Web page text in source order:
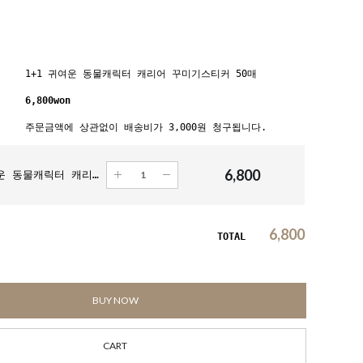
1+1 귀여운 동물캐릭터 캐리어 꾸미기스티커 50매
6,800won
주문금액에 상관없이 배송비가 3,000원 청구됩니다.
1+1 귀여운 동물캐릭터 캐리어 꾸미기스티커 50매 6,800
TOTAL 6,800
BUY NOW
CART